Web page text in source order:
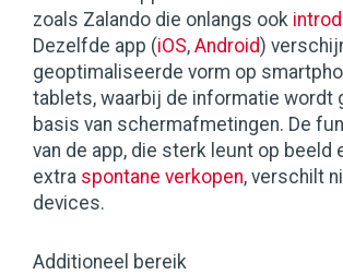
zoals Zalando die onlangs ook
Dezelfde app (iOS, Android)
geoptimaliseerde vorm op
tablets, waarbij de informatie wordt
basis van schermafmetingen. De
van de app, die sterk leunt op beeld
extra spontane verkopen, verschilt
devices.
Additioneel bereik